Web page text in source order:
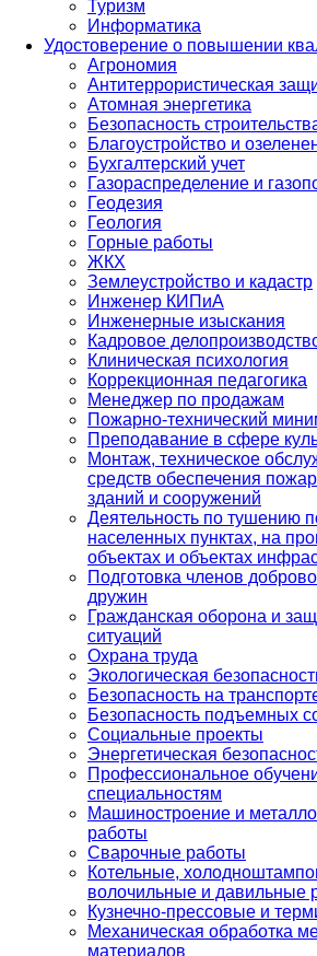
Туризм
Информатика
Удостоверение о повышении
Агрономия
Антитеррористическая
Атомная энергетика
Безопасность
Благоустройство и
Бухгалтерский учет
Газораспределение и
Геодезия
Геология
Горные работы
ЖКХ
Землеустройство и кадастр
Инженер КИПиА
Инженерные изыскания
Кадровое
Клиническая психология
Коррекционная педагогика
Менеджер по продажам
Пожарно-технический
Преподавание в сфере
Монтаж, техническое
средств обеспечения
зданий и сооружений
Деятельность по тушению
населенных пунктах, на
объектах и объектах
Подготовка членов
дружин
Гражданская оборона и
ситуаций
Охрана труда
Экологическая
Безопасность на
Безопасность подъемных
Социальные проекты
Энергетическая
Профессиональное
специальностям
Машиностроение и
работы
Сварочные работы
Котельные,
волочильные и давильные
Кузнечно-прессовые и
Механическая обработка
материалов